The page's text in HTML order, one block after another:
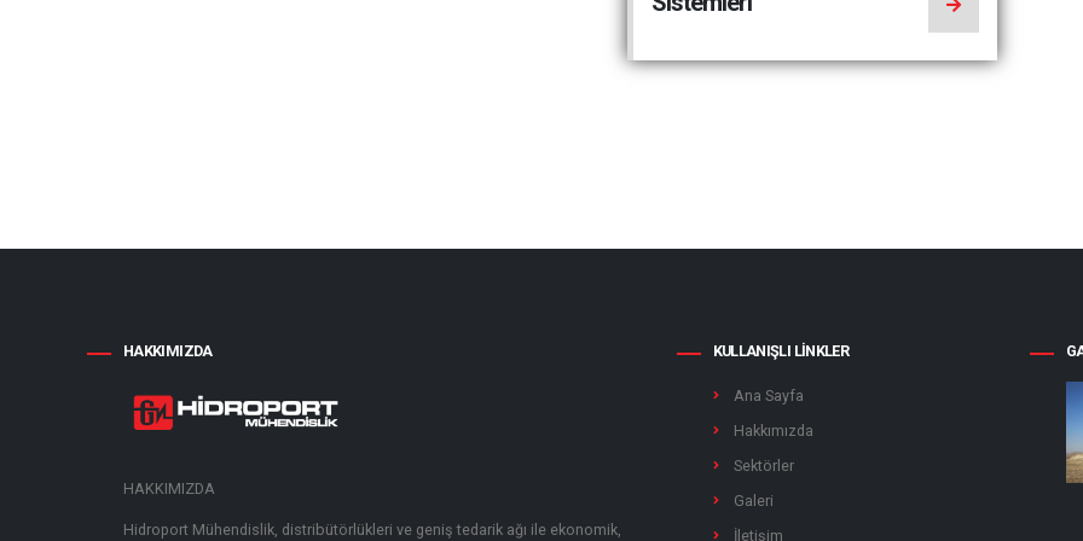
HAKKIMIZDA
HAKKIMIZDA
Hidroport Mühendislik, distribütörlükleri ve geniş tedarik ağı ile ekonomik,
KULLANIŞLI LINKLER
Ana Sayfa
Hakkımızda
Sektörler
Galeri
İletişim